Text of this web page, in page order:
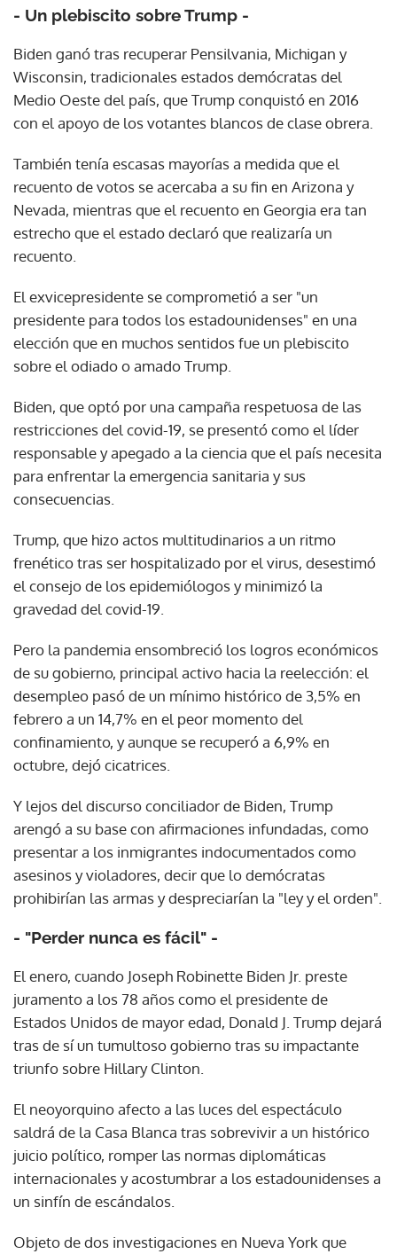
- Un plebiscito sobre Trump -
Biden ganó tras recuperar Pensilvania, Michigan y
Wisconsin, tradicionales estados demócratas del
Medio Oeste del país, que Trump conquistó en 2016
con el apoyo de los votantes blancos de clase obrera.
También tenía escasas mayorías a medida que el
recuento de votos se acercaba a su fin en Arizona y
Nevada, mientras que el recuento en Georgia era tan
estrecho que el estado declaró que realizaría un
recuento.
El exvicepresidente se comprometió a ser "un
presidente para todos los estadounidenses" en una
elección que en muchos sentidos fue un plebiscito
sobre el odiado o amado Trump.
Biden, que optó por una campaña respetuosa de las
restricciones del covid-19, se presentó como el líder
responsable y apegado a la ciencia que el país necesita
para enfrentar la emergencia sanitaria y sus
consecuencias.
Trump, que hizo actos multitudinarios a un ritmo
frenético tras ser hospitalizado por el virus, desestimó
el consejo de los epidemiólogos y minimizó la
gravedad del covid-19.
Pero la pandemia ensombreció los logros económicos
de su gobierno, principal activo hacia la reelección: el
desempleo pasó de un mínimo histórico de 3,5% en
febrero a un 14,7% en el peor momento del
confinamiento, y aunque se recuperó a 6,9% en
octubre, dejó cicatrices.
Y lejos del discurso conciliador de Biden, Trump
arengó a su base con afirmaciones infundadas, como
presentar a los inmigrantes indocumentados como
asesinos y violadores, decir que lo demócratas
prohibirían las armas y despreciarían la "ley y el orden".
- "Perder nunca es fácil" -
El enero, cuando Joseph Robinette Biden Jr. preste
juramento a los 78 años como el presidente de
Estados Unidos de mayor edad, Donald J. Trump dejará
tras de sí un tumultoso gobierno tras su impactante
triunfo sobre Hillary Clinton.
El neoyorquino afecto a las luces del espectáculo
saldrá de la Casa Blanca tras sobrevivir a un histórico
juicio político, romper las normas diplomáticas
internacionales y acostumbrar a los estadounidenses a
un sinfín de escándalos.
Objeto de dos investigaciones en Nueva York que